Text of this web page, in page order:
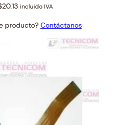
20.13Current
is:
incluido IVA
producto? Contáctanos